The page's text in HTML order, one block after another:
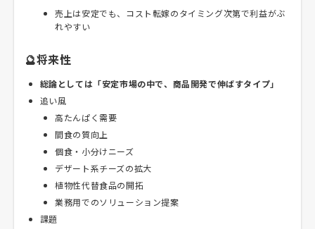
売上は安定でも、コスト転嫁のタイミング次第で利益がぶ
れやすい
🔮将来性
総論としては「安定市場の中で、商品開発で伸ばすタイプ」
追い風
高たんぱく需要
間食の質向上
個食・小分けニーズ
デザート系チーズの拡大
植物性代替食品の開拓
業務用でのソリューション提案
課題